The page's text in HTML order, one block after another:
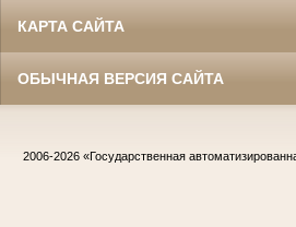
КАРТА САЙТА
ОБЫЧНАЯ ВЕРСИЯ САЙТА
2006-2026 «Государственная